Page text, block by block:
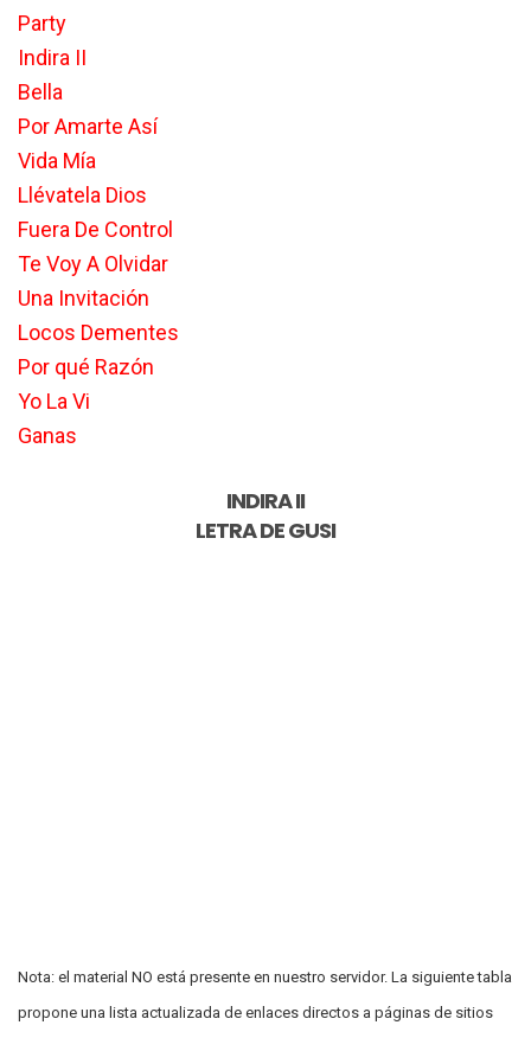
Party
Indira II
Bella
Por Amarte Así
Vida Mía
Llévatela Dios
Fuera De Control
Te Voy A Olvidar
Una Invitación
Locos Dementes
Por qué Razón
Yo La Vi
Ganas
INDIRA II
LETRA DEGUSI
Nota: el material NO está presente en nuestro servidor. La siguiente tabla
propone una lista actualizada de enlaces directos a páginas de sitios